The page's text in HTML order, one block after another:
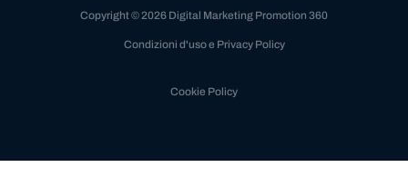
Copyright © 2026 Digital Marketing Promotion 360
Condizioni d'uso e Privacy Policy
Cookie Policy